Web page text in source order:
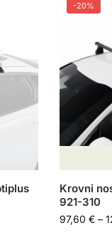
-20%
Krovni
921-310
97,60€ –